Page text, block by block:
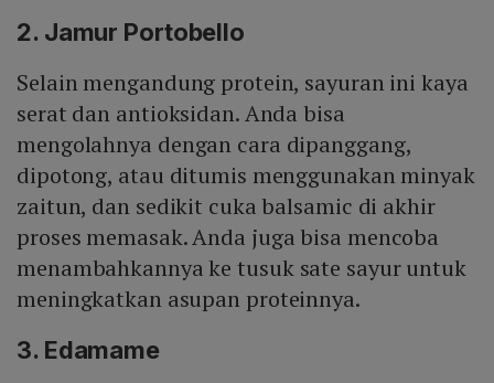
2. Jamur Portobello
Selain mengandung protein, sayuran ini kaya
serat dan antioksidan. Anda bisa
mengolahnya dengan cara dipanggang,
dipotong, atau ditumis menggunakan minyak
zaitun, dan sedikit cuka balsamic di akhir
proses memasak. Anda juga bisa mencoba
menambahkannya ke tusuk sate sayur untuk
meningkatkan asupan proteinnya.
3. Edamame